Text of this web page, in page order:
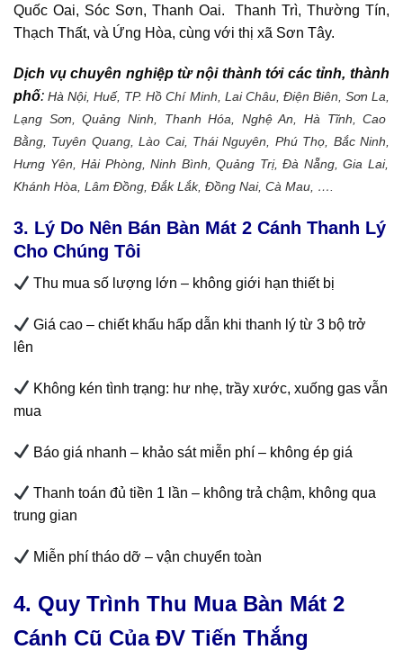
Quốc Oai, Sóc Sơn, Thanh Oai. Thanh Trì, Thường Tín,
Thạch Thất, và Ứng Hòa, cùng với thị xã Sơn Tây.
Dịch vụ chuyên nghiệp từ nội thành tới các tỉnh, thành
phố: Hà Nội, Huế, TP. Hồ Chí Minh, Lai Châu, Điện Biên, Sơn La,
Lạng Sơn, Quảng Ninh, Thanh Hóa, Nghệ An, Hà Tĩnh, Cao
Bằng, Tuyên Quang, Lào Cai, Thái Nguyên, Phú Thọ, Bắc Ninh,
Hưng Yên, Hải Phòng, Ninh Bình, Quảng Trị, Đà Nẵng, Gia Lai,
Khánh Hòa, Lâm Đồng, Đắk Lắk, Đồng Nai, Cà Mau, ….
3. Lý Do Nên Bán Bàn Mát 2 Cánh Thanh Lý
Cho Chúng Tôi
Thu mua số lượng lớn – không giới hạn thiết bị
Giá cao – chiết khấu hấp dẫn khi thanh lý từ 3 bộ trở
lên
Không kén tình trạng: hư nhẹ, trầy xước, xuống gas vẫn
mua
Báo giá nhanh – khảo sát miễn phí – không ép giá
Thanh toán đủ tiền 1 lần – không trả chậm, không qua
trung gian
Miễn phí tháo dỡ – vận chuyển toàn
4. Quy Trình Thu Mua Bàn Mát 2
Cánh Cũ Của ĐV Tiến Thắng